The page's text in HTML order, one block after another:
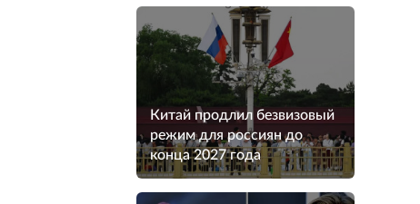
Китай продлил безвизовый
режим для россиян до
конца 2027 года